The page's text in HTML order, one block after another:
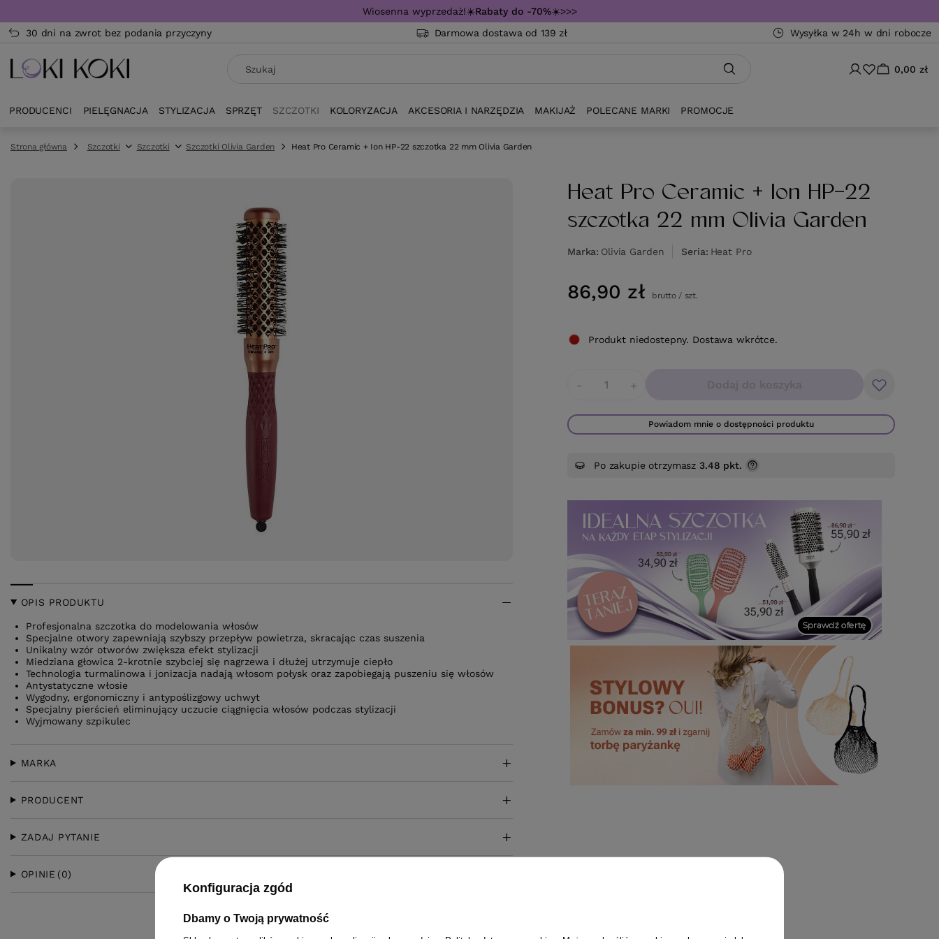
Wiosenna wyprzedaż!☀️Rabaty do -70%☀️>>>
30 dni na zwrot bez podania przyczyny
Darmowa dostawa od 139 zł Wysyłka w 24h w dni robocze
0,00 zł
PRODUCENCI PIELĘGNACJA STYLIZACJA SPRZĘT SZCZOTKI KOLORYZACJA AKCESORIA I NARZĘDZIA MAKIJAŻ POLECANE MARKI PROMOCJE
Strona główna Szczotki Szczotki Szczotki Olivia Garden Heat Pro Ceramic + Ion HP-22 szczotka 22 mm Olivia Garden
Heat Pro Ceramic + Ion HP-22
szczotka 22 mm Olivia Garden
Marka Olivia Garden Seria Heat Pro
86,90 zł brutto/ szt.
- + Dodaj do koszyka
Powiadom mnie o dostępności produktu
Produkt niedostepny. Dostawa wkrótce.
Po zakupie otrzymasz 3.48 pkt.
OPIS PRODUKTU
Profesjonalna szczotka do modelowania włosów
Specjalne otwory zapewniają szybszy przepływ powietrza, skracając czas suszenia
Unikalny wzór otworów zwiększa efekt stylizacji
Miedziana głowica 2-krotnie szybciej się nagrzewa i dłużej utrzymuje ciepło
Technologia turmalinowa i jonizacja nadają włosom połysk oraz zapobiegają puszeniu się włosów
Antystatyczne włosie
Wygodny, ergonomiczny i antypoślizgowy uchwyt
Specjalny pierścień eliminujący uczucie ciągnięcia włosów podczas stylizacji
Wyjmowany szpikulec
MARKA
PRODUCENT
ZADAJ PYTANIE
OPINIE (0)
Konfiguracja zgód
Dbamy o Twoją prywatność